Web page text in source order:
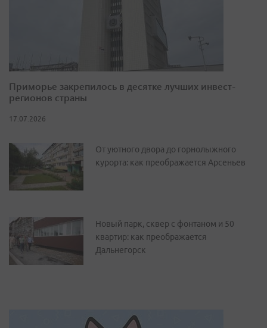
Приморье закрепилось в десятке лучших инвест-
регионов страны
17.07.2026
От уютного двора до горнолыжного
курорта: как преображается Арсеньев
Новый парк, сквер с фонтаном и 50
квартир: как преображается
Дальнегорск